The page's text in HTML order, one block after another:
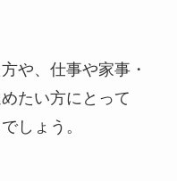
や、仕事や家事・
たい方にとって
しょう。